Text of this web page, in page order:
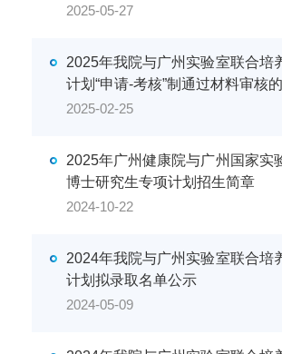
2025-05-27
2025年我院与广州实验室联合培
计划“申请-考核”制通过材料审核
2025-02-25
2025年广州健康院与广州国家实
博士研究生专项计划招生简章
2024-10-22
2024年我院与广州实验室联合培
计划拟录取名单公示
2024-05-09